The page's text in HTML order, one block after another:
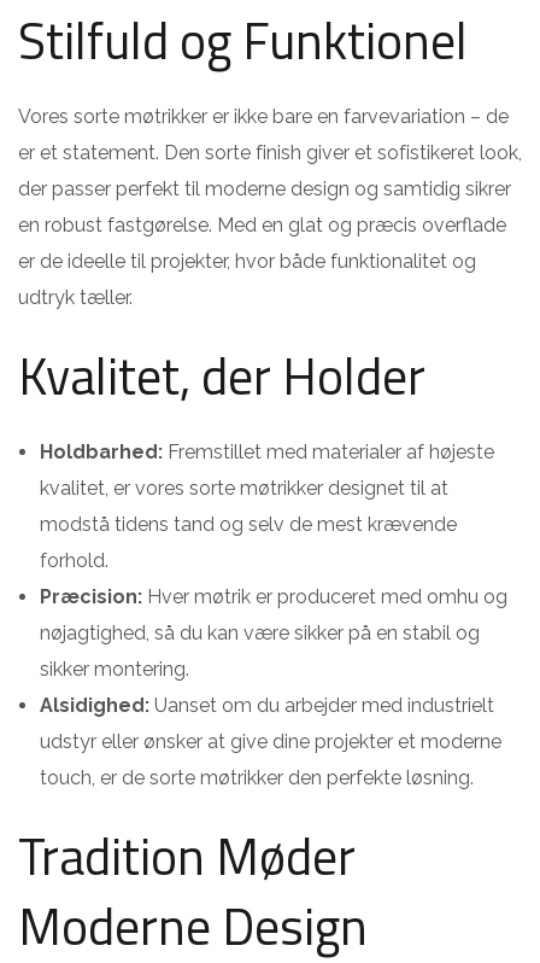
Stilfuld og Funktionel
Vores sorte møtrikker er ikke bare en farvevariation – de
er et statement. Den sorte finish giver et sofistikeret look,
der passer perfekt til moderne design og samtidig sikrer
en robust fastgørelse. Med en glat og præcis overflade
er de ideelle til projekter, hvor både funktionalitet og
udtryk tæller.
Kvalitet, der Holder
Holdbarhed: Fremstillet med materialer af højeste
kvalitet, er vores sorte møtrikker designet til at
modstå tidens tand og selv de mest krævende
forhold.
Præcision: Hver møtrik er produceret med omhu og
nøjagtighed, så du kan være sikker på en stabil og
sikker montering.
Alsidighed: Uanset om du arbejder med industrielt
udstyr eller ønsker at give dine projekter et moderne
touch, er de sorte møtrikker den perfekte løsning.
Tradition Møder
Moderne Design